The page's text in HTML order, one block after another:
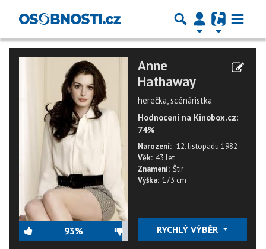
93%
Anne
Hathaway
herečka, scénáristka
Hodnocení na Kinobox.cz:
74%
Narození: 12. listopadu 1982
Věk: 43 let
Znamení: Štír
Výška: 173 cm
RYCHLÝ VÝBĚR